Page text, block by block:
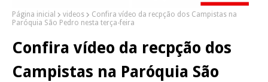
Página inicial videos
Confira vídeo da recpção dos Campistas na
Paróquia São Pedro nesta terça-feira
Confira vídeo da recpção dos
Campistas na Paróquia São